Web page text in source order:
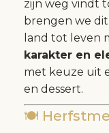
zijn weg vindt
brengen we
land tot leven
karakter en
met keuze uit
en dessert.
🍽